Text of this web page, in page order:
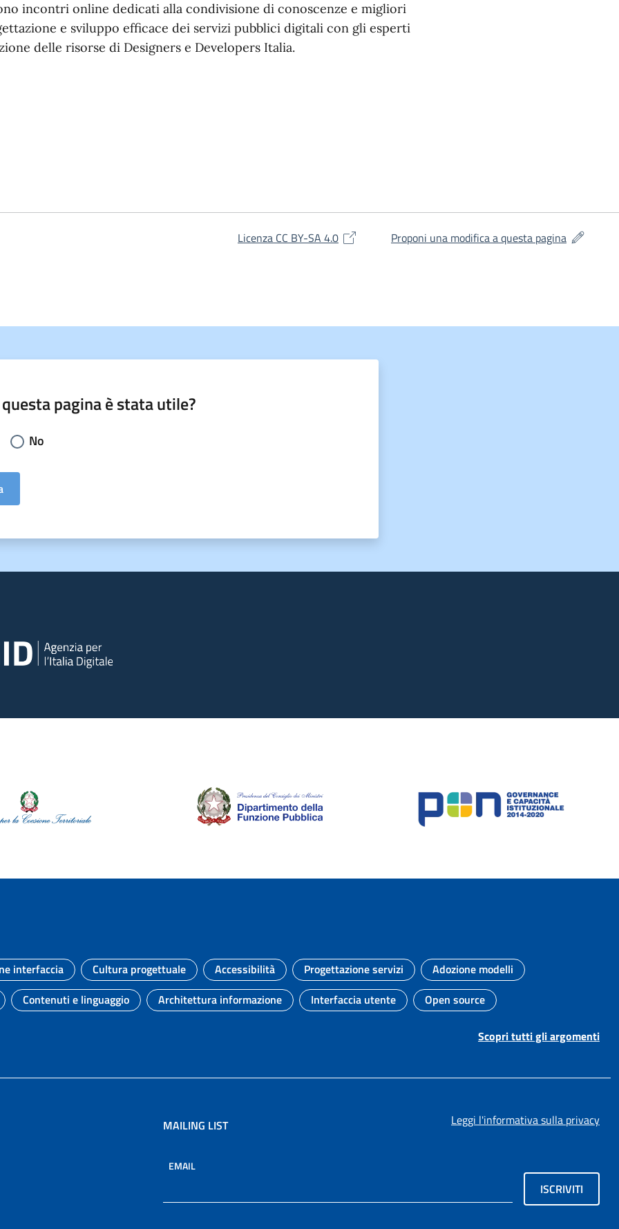
incontri online dedicati alla condivisione di conoscenze e migliori
e sviluppo efficace dei servizi pubblici digitali con gli esperti
delle risorse di Designers e Developers Italia.
Licenza CC BY-SA 4.0(si apre in una nuova finestra)
Proponi una modifica a questa pagina(si apre in
questa pagina è stata utile?
la risposta:
No
Argomento:
interfaccia
Argomento:
Cultura progettuale
Argomento:
Accessibilità
Argomento:
Progettazione servizi
Argomento:
Adozione modelli
Argomento:
Contenuti e linguaggio
Argomento:
Architettura informazione
Argomento:
Interfaccia utente
Argomento:
Open source
Scopri tutti gli argomenti
MAILING LIST Leggi l'informativa sulla privacy
EMAIL
ISCRIVITI